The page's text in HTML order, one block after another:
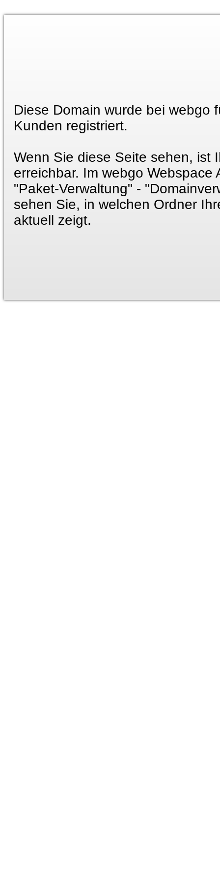
Diese Domain wurde bei webgo
Kunden registriert.
Wenn Sie diese Seite sehen, ist
erreichbar. Im webgo Webspace
"Paket-Verwaltung" -
sehen Sie, in welchen Ordner
aktuell zeigt.